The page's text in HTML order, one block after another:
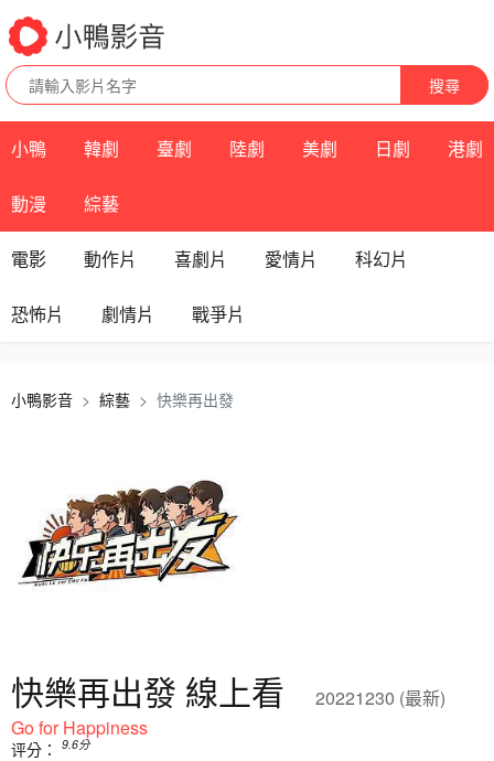
搜尋
小鴨 韓劇 臺劇 陸劇 美劇 日劇 港劇
動漫 綜藝
電影 動作片 喜劇片 愛情片 科幻片
恐怖片 劇情片 戰爭片
小鴨影音 綜藝 快樂再出發
快樂再出發 線上看
20221230 (最新)
Go for Happiness
评分： 9.6分